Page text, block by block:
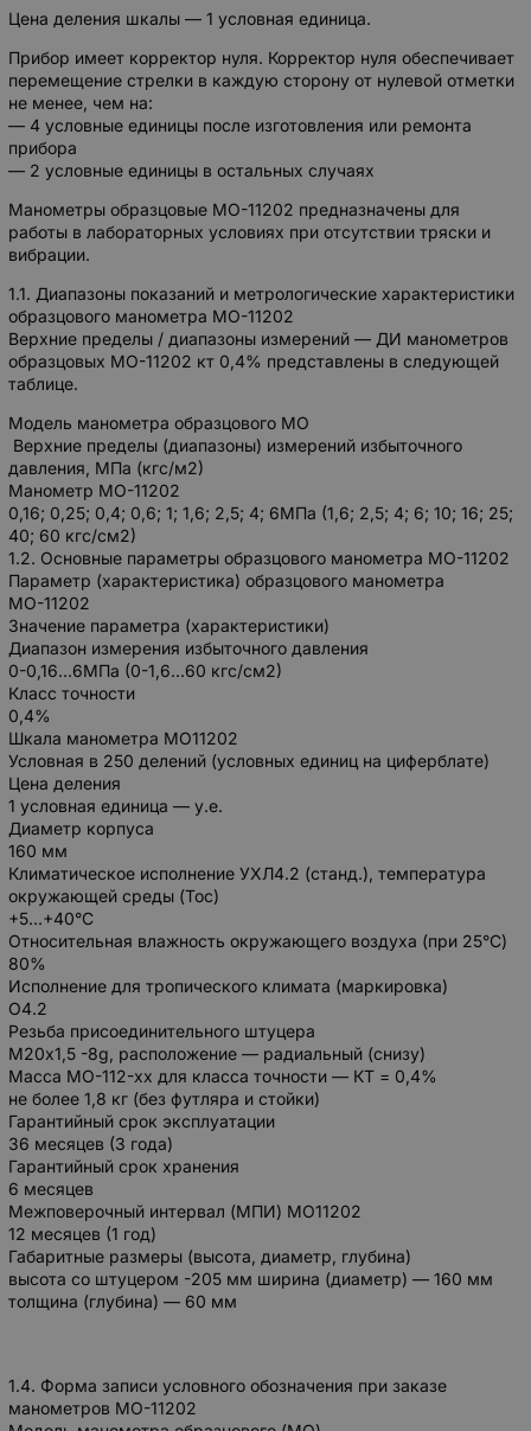
Цена деления шкалы — 1 условная единица.
Прибор имеет корректор нуля. Корректор нуля обеспечивает
перемещение стрелки в каждую сторону от нулевой отметки
не менее, чем на:
— 4 условные единицы после изготовления или ремонта
прибора
— 2 условные единицы в остальных случаях
Манометры образцовые МО-11202 предназначены для
работы в лабораторных условиях при отсутствии тряски и
вибрации.
1.1. Диапазоны показаний и метрологические характеристики
образцового манометра МО-11202
Верхние пределы / диапазоны измерений — ДИ манометров
образцовых МО-11202 кт 0,4% представлены в следующей
таблице.
Модель манометра образцового МО
Верхние пределы (диапазоны) измерений избыточного
давления, МПа (кгс/м2)
Манометр МО-11202
0,16; 0,25; 0,4; 0,6; 1; 1,6; 2,5; 4; 6МПа (1,6; 2,5; 4; 6; 10; 16; 25;
40; 60 кгс/см2)
1.2. Основные параметры образцового манометра МО-11202
Параметр (характеристика) образцового манометра
МО-11202
Значение параметра (характеристики)
Диапазон измерения избыточного давления
0-0,16…6МПа (0-1,6…60 кгс/см2)
Класс точности
0,4%
Шкала манометра МО11202
Условная в 250 делений (условных единиц на циферблате)
Цена деления
1 условная единица — у.е.
Диаметр корпуса
160 мм
Климатическое исполнение УХЛ4.2 (станд.), температура
окружающей среды (Тос)
+5…+40°C
Относительная влажность окружающего воздуха (при 25°C)
80%
Исполнение для тропического климата (маркировка)
О4.2
Резьба присоединительного штуцера
М20х1,5 -8g, расположение — радиальный (снизу)
Масса МО-112-хх для класса точности — КТ = 0,4%
не более 1,8 кг (без футляра и стойки)
Гарантийный срок эксплуатации
36 месяцев (3 года)
Гарантийный срок хранения
6 месяцев
Межповерочный интервал (МПИ) МО11202
12 месяцев (1 год)
Габаритные размеры (высота, диаметр, глубина)
высота со штуцером -205 мм ширина (диаметр) — 160 мм
толщина (глубина) — 60 мм
1.4. Форма записи условного обозначения при заказе
манометров МО-11202